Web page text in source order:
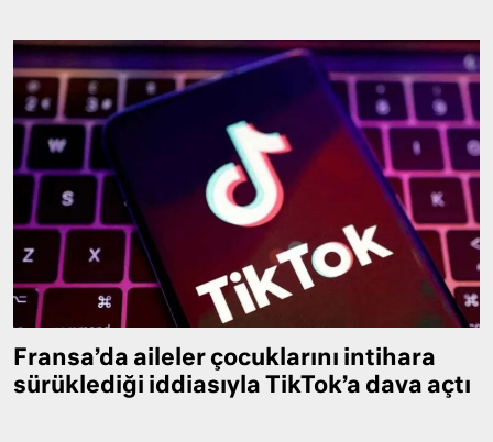
Fransa’da aileler çocuklarını intihara
sürüklediği iddiasıyla TikTok’a dava açtı